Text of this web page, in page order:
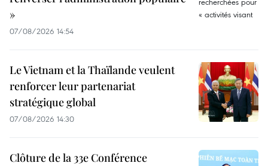
»
07/08/2026 14:54
Le Vietnam et la Thaïlande veulent
renforcer leur partenariat
stratégique global
07/08/2026 14:30
Clôture de la 33e Conférence